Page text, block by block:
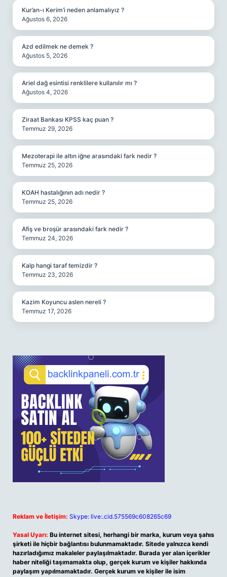
Kur’an-ı Kerim’i neden anlamalıyız ?
Ağustos 6, 2026
Azd edilmek ne demek ?
Ağustos 5, 2026
Ariel dağ esintisi renklilere kullanılır mı ?
Ağustos 4, 2026
Ziraat Bankası KPSS kaç puan ?
Temmuz 29, 2026
Mezoterapi ile altın iğne arasındaki fark nedir ?
Temmuz 25, 2026
KOAH hastalığının adı nedir ?
Temmuz 25, 2026
Afiş ve broşür arasındaki fark nedir ?
Temmuz 24, 2026
Kalp hangi taraf temizdir ?
Temmuz 23, 2026
Kazim Koyuncu aslen nereli ?
Temmuz 17, 2026
Reklam ve İletişim: Skype: live:.cid.575569c608265c69
Yasal Uyarı: Bu internet sitesi, herhangi bir marka, kurum veya şahıs
şirketi ile hiçbir bağlantısı bulunmamaktadır. Sitede yalnızca kendi
hazırladığımız makaleler paylaşılmaktadır. Burada yer alan içerikler
haber niteliği taşımamakta olup, gerçek kurum ve kişiler hakkında
paylaşım yapılmamaktadır. Gerçek kurum ve kişiler ile isim